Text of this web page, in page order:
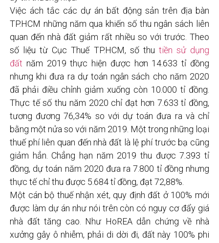
Việc ách tắc các dự án bất động sản trên địa bàn
TP.HCM những năm qua khiến số thu ngân sách liên
quan đến nhà đất giảm rất nhiều so với trước. Theo
số liệu từ Cục Thuế TP.HCM, số thu tiền sử dụng
đất năm 2019 thực hiện được hơn 14.633 tỉ đồng
nhưng khi đưa ra dự toán ngân sách cho năm 2020
đã phải điều chỉnh giảm xuống còn 10.000 tỉ đồng.
Thực tế số thu năm 2020 chỉ đạt hơn 7.633 tỉ đồng,
tương đương 76,34% so với dự toán đưa ra và chỉ
bằng một nửa so với năm 2019. Một trong những loại
thuế phí liên quan đến nhà đất là lệ phí trước bạ cũng
giảm hẳn. Chẳng hạn năm 2019 thu được 7.393 tỉ
đồng, dự toán năm 2020 đưa ra 7.800 tỉ đồng nhưng
thực tế chỉ thu được 5.684 tỉ đồng, đạt 72,88%.
Một cán bộ thuế nhận xét, quy định đất ở 100% mới
được làm dự án như nói trên còn có nguy cơ đẩy giá
nhà đất tăng cao. Như HoREA dẫn chứng về nhà
xưởng gây ô nhiễm, phải di dời đi, đất này 100% phi